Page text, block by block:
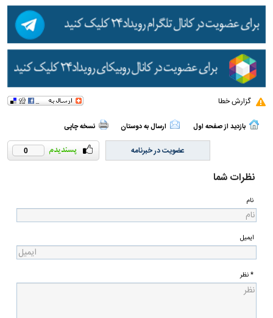
گزارش خطا
بازدید از صفحه اول ارسال به دوستان نسخه چاپی
0 عضویت در خبرنامه
نظرات شما
نام
ایمیل
* نظر